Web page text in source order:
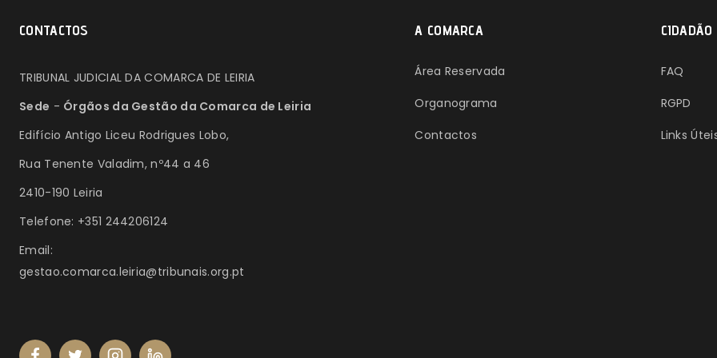
CONTACTOS
TRIBUNAL JUDICIAL DA COMARCA DE LEIRIA
Sede - Órgãos da Gestão da Comarca de Leiria
Edifício Antigo Liceu Rodrigues Lobo,
Rua Tenente Valadim, nº44 a 46
2410-190 Leiria
Telefone: +351 244206124
Email:
gestao.comarca.leiria@tribunais.org.pt
A COMARCA
Área Reservada
Organograma
Contactos
CIDADÃO
FAQ
RGPD
Links